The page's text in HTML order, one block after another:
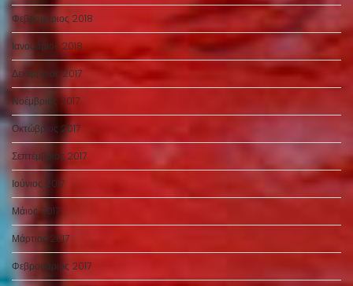
Φεβρουάριος 2018
Ιανουάριος 2018
Δεκέμβριος 2017
Νοέμβριος 2017
Οκτώβριος 2017
Σεπτέμβριος 2017
Ιούνιος 2017
Μάιος 2017
Μάρτιος 2017
Φεβρουάριος 2017